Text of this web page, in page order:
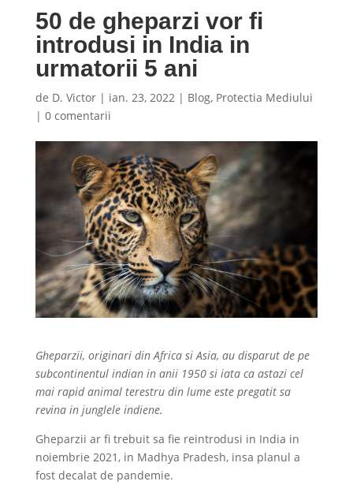
50 de gheparzi vor fi
introdusi in India in
urmatorii 5 ani
de D. Victor| ian. 23, 2022| Blog, Protectia Mediului
| 0 comentarii
Gheparzii, originari din Africa si Asia, au disparut de pe
subcontinentul indian in anii 1950 si iata ca astazi cel
mai rapid animal terestru din lume este pregatit sa
revina in junglele indiene.
Gheparzii ar fi trebuit sa fie reintrodusi in India in
noiembrie 2021, in Madhya Pradesh, insa planul a
fost decalat de pandemie.